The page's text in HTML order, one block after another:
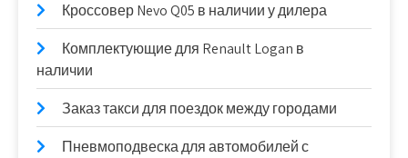
Кроссовер Nevo Q05 в наличии у дилера
Комплектующие для Renault Logan в
наличии
Заказ такси для поездок между городами
Пневмоподвеска для автомобилей с